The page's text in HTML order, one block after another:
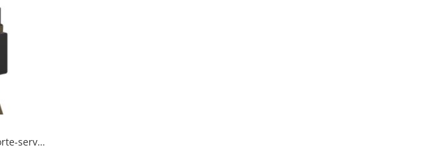
"LINEA" crochetporte-serviette, 4,8 cm